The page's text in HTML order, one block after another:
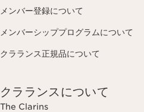
メンバー登録について
メンバーシッププログラムについて
クラランス正規品について
クラランスについて
The Clarins